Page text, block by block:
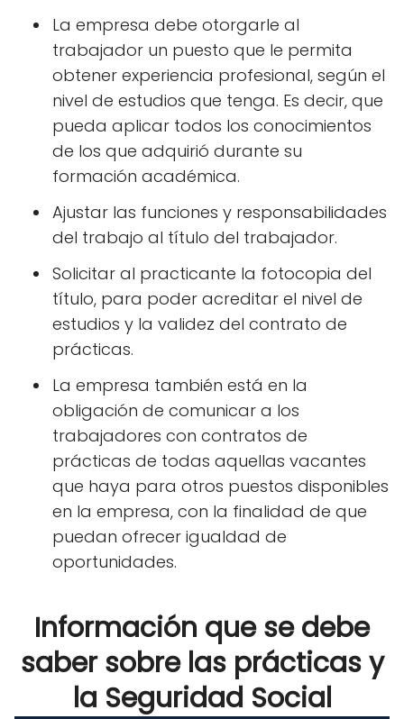
La empresa debe otorgarle al
trabajador un puesto que le permita
obtener experiencia profesional, según el
nivel de estudios que tenga. Es decir, que
pueda aplicar todos los conocimientos
de los que adquirió durante su
formación académica.
Ajustar las funciones y responsabilidades
del trabajo al título del trabajador.
Solicitar al practicante la fotocopia del
título, para poder acreditar el nivel de
estudios y la validez del contrato de
prácticas.
La empresa también está en la
obligación de comunicar a los
trabajadores con contratos de
prácticas de todas aquellas vacantes
que haya para otros puestos disponibles
en la empresa, con la finalidad de que
puedan ofrecer igualdad de
oportunidades.
Información que se debe
saber sobre las prácticas y
la Seguridad Social